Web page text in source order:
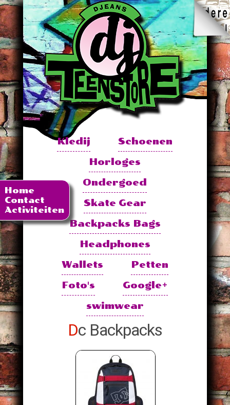
Kledij
Schoenen
Horloges
Ondergoed
Skate Gear
Backpacks Bags
Headphones
Wallets
Petten
Foto's
Google+
swimwear
Dc Backpacks
Home
Contact
Activiteiten